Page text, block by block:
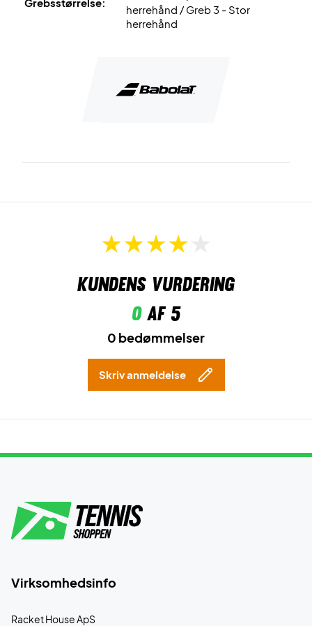
herrehånd / Greb 3 - Stor
herrehånd
Kundens vurdering
0af 5
0 bedømmelser
Skriv anmeldelse
Virksomhedsinfo
Racket House ApS